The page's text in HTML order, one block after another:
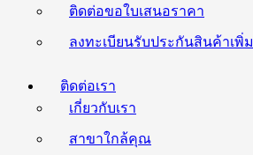
ติดต่อขอใบเสนอราคา
ลงทะเบียนรับประกันสินค้าเพิ่ม
ติดต่อเรา
เกี่ยวกับเรา
สาขาใกล้คุณ